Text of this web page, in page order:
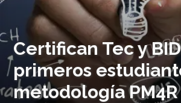
Certifican Tec y
primeros
metodología PM4R